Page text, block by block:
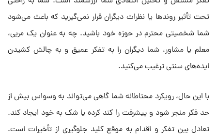
تحت تأثیر روندها یا نظرات دیگران قرار نمی‌گیرید که باعث می‌شود
شما شخصیتی محترم در حوزه خود باشید. چه به عنوان یک مربی،
معلم یا مشاور، شما دیگران را به تفکر عمیق و به چالش‌ کشیدن
ایده‌های سنتی ترغیب می‌کنید.
با این حال، رویکرد محتاطانه شما گاهی می‌تواند به وسواس بیش از
حد فکر منجر شود و پیشرفت را کند کرده یا شک به خود ایجاد کند.
تعادل بین تفکر و اقدام به موقع کلید جلوگیری از تأخیرات است.